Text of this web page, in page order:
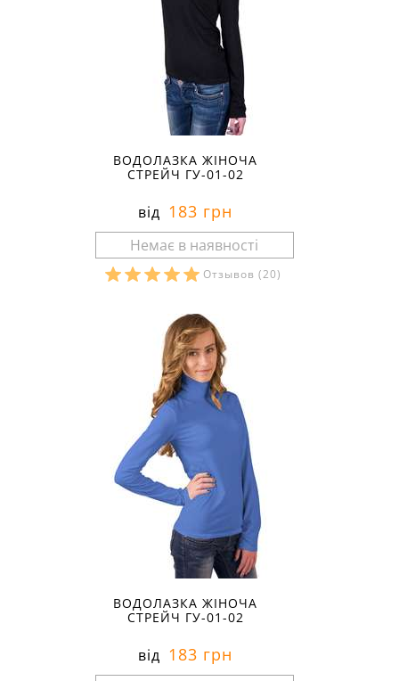
ВОДОЛАЗКА ЖІНОЧА
СТРЕЙЧ ГУ-01-02
від 183 грн
Отзывов (20)
ВОДОЛАЗКА ЖІНОЧА
СТРЕЙЧ ГУ-01-02
від 183 грн